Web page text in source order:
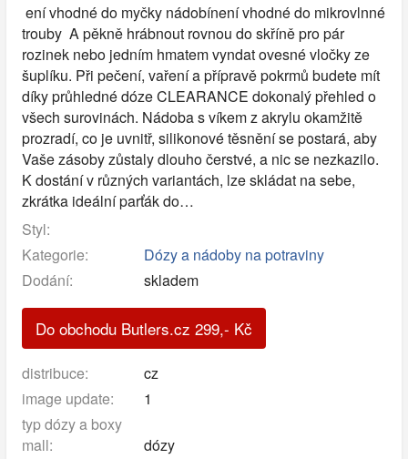
ení vhodné do myčky nádobínení vhodné do mikrovlnné
trouby A pěkně hrábnout rovnou do skříně pro pár
rozinek nebo jedním hmatem vyndat ovesné vločky ze
šuplíku. Při pečení, vaření a přípravě pokrmů budete mít
díky průhledné dóze CLEARANCE dokonalý přehled o
všech surovinách. Nádoba s víkem z akrylu okamžitě
prozradí, co je uvnitř, silikonové těsnění se postará, aby
Vaše zásoby zůstaly dlouho čerstvé, a nic se nezkazilo.
K dostání v různých variantách, lze skládat na sebe,
zkrátka ideální parťák do…
Styl:
Kategorie:
Dózy a nádoby na potraviny
Dodání:
skladem
Do obchodu Butlers.cz 299,- Kč
distribuce:
cz
image update:
1
typ dózy a boxy
mall:
dózy